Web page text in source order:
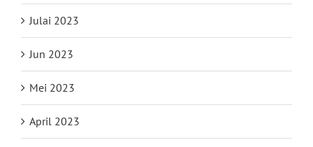
Julai 2023
Jun 2023
Mei 2023
April 2023